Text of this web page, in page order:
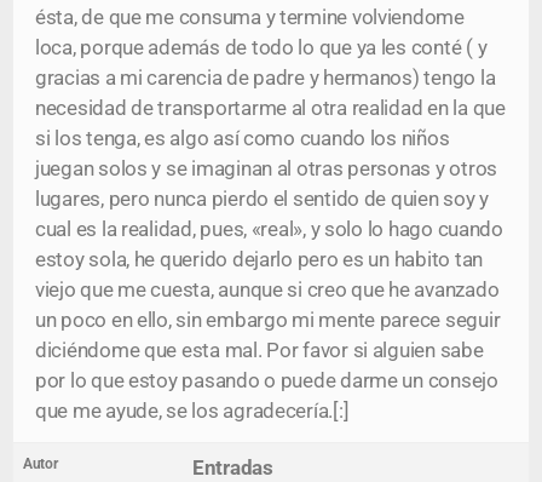
ésta, de que me consuma y termine volviendome
loca, porque además de todo lo que ya les conté ( y
gracias a mi carencia de padre y hermanos) tengo la
necesidad de transportarme al otra realidad en la que
si los tenga, es algo así como cuando los niños
juegan solos y se imaginan al otras personas y otros
lugares, pero nunca pierdo el sentido de quien soy y
cual es la realidad, pues, «real», y solo lo hago cuando
estoy sola, he querido dejarlo pero es un habito tan
viejo que me cuesta, aunque si creo que he avanzado
un poco en ello, sin embargo mi mente parece seguir
diciéndome que esta mal. Por favor si alguien sabe
por lo que estoy pasando o puede darme un consejo
que me ayude, se los agradecería.[:]
Autor Entradas